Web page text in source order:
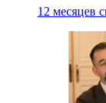
12 месяцев